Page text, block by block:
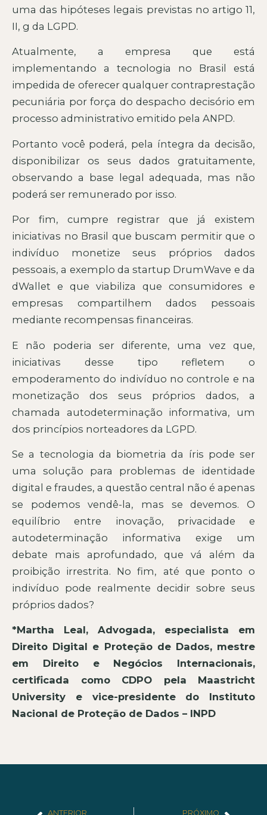
uma das hipóteses legais previstas no artigo 11,
II, g da LGPD.
Atualmente, a empresa que está
implementando a tecnologia no Brasil está
impedida de oferecer qualquer contraprestação
pecuniária por força do despacho decisório em
processo administrativo emitido pela ANPD.
Portanto você poderá, pela íntegra da decisão,
disponibilizar os seus dados gratuitamente,
observando a base legal adequada, mas não
poderá ser remunerado por isso.
Por fim, cumpre registrar que já existem
iniciativas no Brasil que buscam permitir que o
indivíduo monetize seus próprios dados
pessoais, a exemplo da startup DrumWave e da
dWallet e que viabiliza que consumidores e
empresas compartilhem dados pessoais
mediante recompensas financeiras.
E não poderia ser diferente, uma vez que,
iniciativas desse tipo refletem o
empoderamento do indivíduo no controle e na
monetização dos seus próprios dados, a
chamada autodeterminação informativa, um
dos princípios norteadores da LGPD.
Se a tecnologia da biometria da íris pode ser
uma solução para problemas de identidade
digital e fraudes, a questão central não é apenas
se podemos vendê-la, mas se devemos. O
equilíbrio entre inovação, privacidade e
autodeterminação informativa exige um
debate mais aprofundado, que vá além da
proibição irrestrita. No fim, até que ponto o
indivíduo pode realmente decidir sobre seus
próprios dados?
*Martha Leal, Advogada, especialista em
Direito Digital e Proteção de Dados, mestre
em Direito e Negócios Internacionais,
certificada como CDPO pela Maastricht
University e vice-presidente do Instituto
Nacional de Proteção de Dados – INPD
ANTERIOR PRÓXIMO